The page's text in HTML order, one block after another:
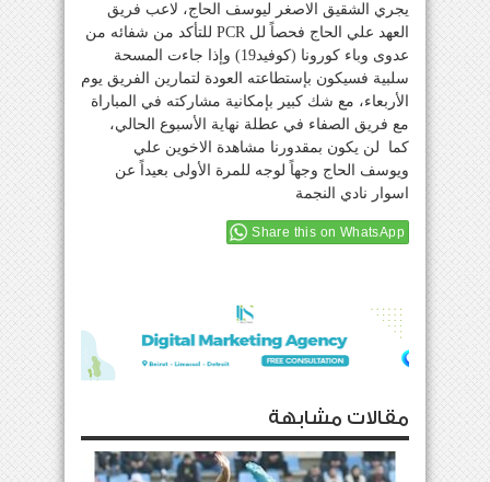
يجري الشقيق الاصغر ليوسف الحاج، لاعب فريق
العهد علي الحاج فحصاً لل PCR للتأكد من شفائه من
عدوى وباء كورونا (كوفيد19) وإذا جاءت المسحة
سلبية فسيكون بإستطاعته العودة لتمارين الفريق يوم
الأربعاء، مع شك كبير بإمكانية مشاركته في المباراة
مع فريق الصفاء في عطلة نهاية الأسبوع الحالي،
كما لن يكون بمقدورنا مشاهدة الاخوين علي
ويوسف الحاج وجهاً لوجه للمرة الأولى بعيداً عن
اسوار نادي النجمة
Share this on WhatsApp
مقالات مشابهة